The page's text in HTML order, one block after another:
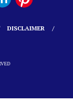
DISCLAIMER